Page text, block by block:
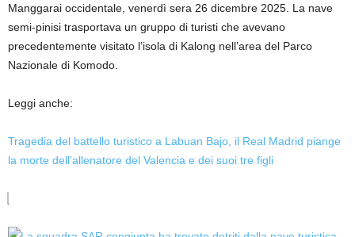
Manggarai occidentale, venerdì sera 26 dicembre 2025. La nave
semi-pinisi trasportava un gruppo di turisti che avevano
precedentemente visitato l’isola di Kalong nell’area del Parco
Nazionale di Komodo.
Leggi anche:
Tragedia del battello turistico a Labuan Bajo, il Real Madrid piange
la morte dell’allenatore del Valencia e dei suoi tre figli